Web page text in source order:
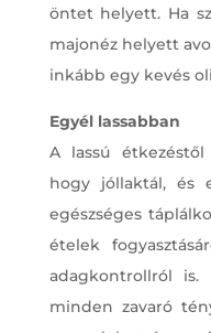
öntet helyett. Ha
majonéz helyett
inkább egy kevés
Egyél lassabban
A lassú
hogy jóllaktál, és
egészséges
ételek
adagkontrollról
minden zavaró